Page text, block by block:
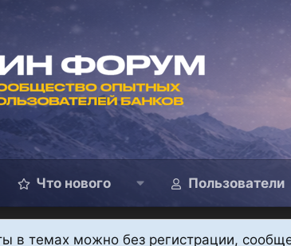
Что нового Пользователи
в темах можно без регистрации,